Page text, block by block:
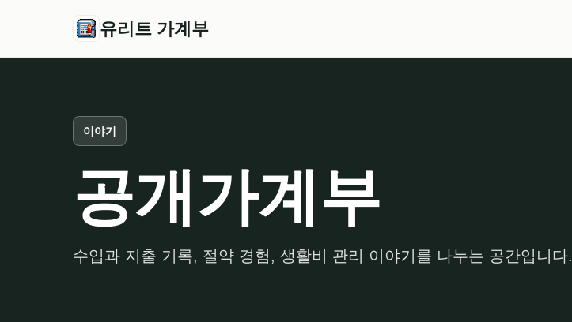
유리트 가계부
이야기
공개가계부
수입과 지출 기록, 절약 경험, 생활비 관리 이야기를 나누는 공간입니다.